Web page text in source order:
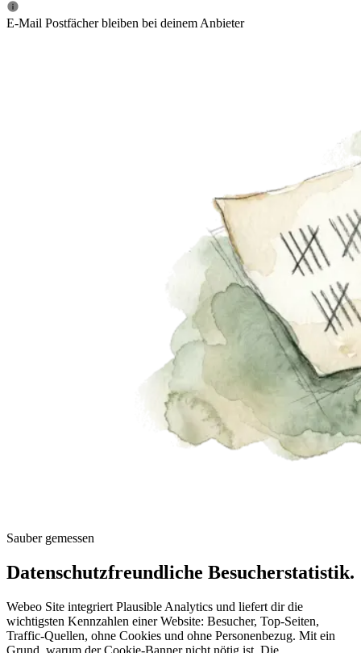
E-Mail Postfächer bleiben bei deinem Anbieter
Sauber gemessen
Datenschutzfreundliche Besucherstatistik.
Webeo Site integriert Plausible Analytics und liefert dir die
wichtigsten Kennzahlen einer Website: Besucher, Top-Seiten,
Traffic-Quellen, ohne Cookies und ohne Personenbezug. Mit ein
Grund, warum der Cookie-Banner nicht nötig ist. Die